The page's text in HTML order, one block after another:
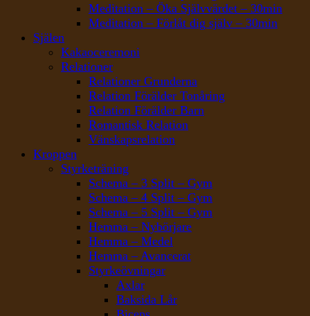
Meditation – Öka Självvärdet – 30min
Meditation – Förlåt dig själv – 30min
Själen
Kakaoceremoni
Relationer
Relationer Grunderna
Relation Förälder Tonåring
Relation Förälder Barn
Romantisk Relation
Vänskapsrelation
Kroppen
Styrketräning
Schema – 3 Split – Gym
Schema – 4 Split – Gym
Schema – 5 Split – Gym
Hemma – Nybörjare
Hemma – Medel
Hemma – Avancerat
Styrkeövningar
Axlar
Baksida Lår